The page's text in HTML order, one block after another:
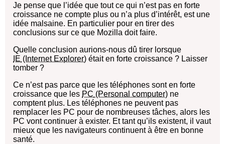
Je pense que l’idée que tout ce qui n’est pas en forte
croissance ne compte plus ou n’a plus d’intérêt, est une
idée malsaine. En particulier pour en tirer des
conclusions sur ce que Mozilla doit faire.
Quelle conclusion aurions-nous dû tirer lorsque
IE
était en forte croissance ? Laisser
tomber ?
Ce n’est pas parce que les téléphones sont en forte
croissance que les PC
ne
comptent plus. Les téléphones ne peuvent pas
remplacer les PC pour de nombreuses tâches, alors les
PC vont continuer à exister. Et tant qu’ils existent, il vaut
mieux que les navigateurs continuent à être en bonne
santé.